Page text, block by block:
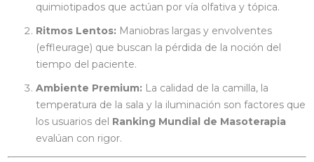
quimiotipados que actúan por vía olfativa y tópica.
Ritmos Lentos: Maniobras largas y envolventes
(effleurage) que buscan la pérdida de la noción del
tiempo del paciente.
Ambiente Premium: La calidad de la camilla, la
temperatura de la sala y la iluminación son factores que
los usuarios del Ranking Mundial de Masoterapia
evalúan con rigor.